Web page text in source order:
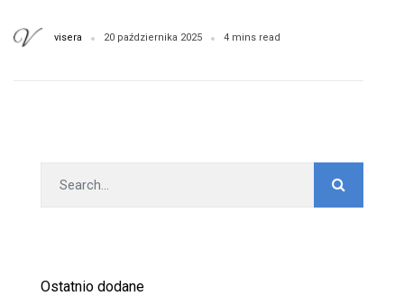
visera 20 października 2025 4 mins read
Ostatnio dodane